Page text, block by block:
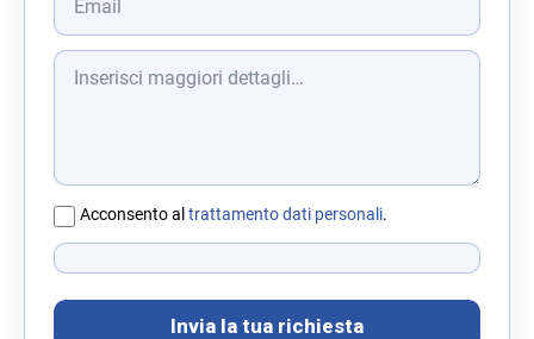
Acconsento al trattamento dati personali.
Invia la tua richiesta